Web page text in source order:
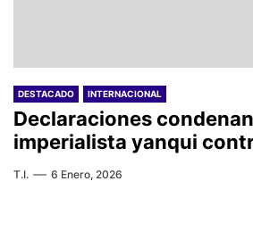
DESTACADO INTERNACIONAL
Declaraciones
imperialista yanqui
T.I. 6 Enero, 2026